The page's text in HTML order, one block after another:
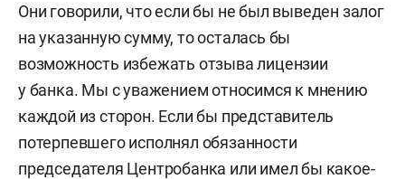
Они говорили, что если бы не был выведен залог
на указанную сумму, то осталась бы
возможность избежать отзыва лицензии
у банка. Мы с уважением относимся к мнению
каждой из сторон. Если бы представитель
потерпевшего исполнял обязанности
председателя Центробанка или имел бы какое-